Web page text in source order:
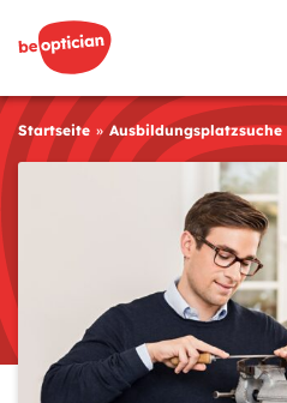
Startseite Ausbildungsplatzsuche